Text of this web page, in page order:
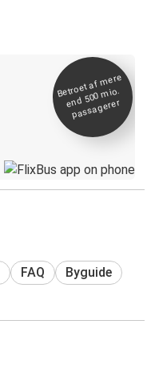
Betroet af
mere
end 500
mio.
passagerer
FAQ Byguide